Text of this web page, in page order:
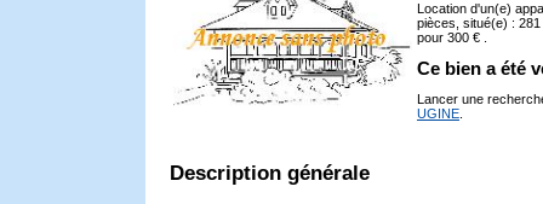
Location d'un(e)
pièces, situé(e) :
pour 300 € .
Ce bien a été
Lancer une
UGINE
Description générale